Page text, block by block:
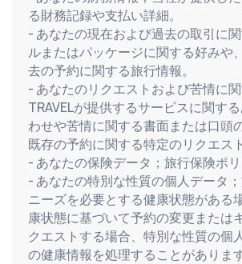
る財務記録や支払い詳細。
- あなたの現在および過去の取引に
ルまたはパッケージに関する好みや
去の予約に関する旅行情報。
- あなたのリクエストおよび苦情に
TRAVELが提供するサービスに関す
わせや苦情に関する書面または口頭
既存の予約に関する特定のリクエスト
- あなたの保険データ；旅行保険ポリ
- あなたの特別な性質の個人データ
ニーズを必要とする健康状態がある
康状態に基づいて予約の変更または
クエストする場合、特別な性質の個
の健康情報を処理することがあります